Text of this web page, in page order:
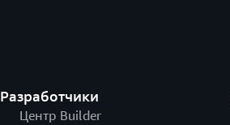
Разработчики
Центр Builder